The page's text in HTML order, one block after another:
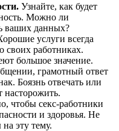
Узнайте, как будет
Можно ли
ваших данных?
услуги всегда
своих работниках.
большое значение.
грамотный ответ
Боязнь отвечать или
насторожить.
чтобы секс-работники
и здоровья. Не
на эту тему.